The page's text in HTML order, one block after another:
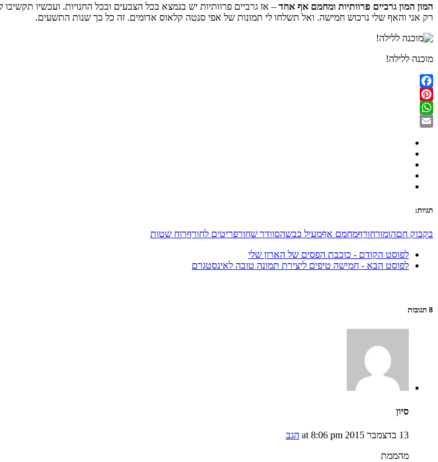
המון המון גרביים פרוותיות ומחמם אף אחד – אז גרביים פרוותיות יש בנמצא בכל הצבעים ובכל החנויות. ועכשיו
רק אני והאף שלי נרכוש חמישה. ואל תשלחו לי תמונות של אפי סנטה קלאוס אדומים. זה כל כך שנות התשעים.
מוכנה ללילה!
Facebook
Pinterest
WhatsApp
תגיות:
בקבוק חםהומורחורףמחמם אףמעיל כבשהסוודר שחורפריטים לחורףרוח שטות
לפוסט הקודם - כוכבת הפסים של הארון שלי
לפוסט הבא - חמישה טיפים ליצירת תמונה טובה לאינסטגרם
8 תגובות
סיון
13 בדצמבר 2015 at 8:06 pm
הגב
מהממת